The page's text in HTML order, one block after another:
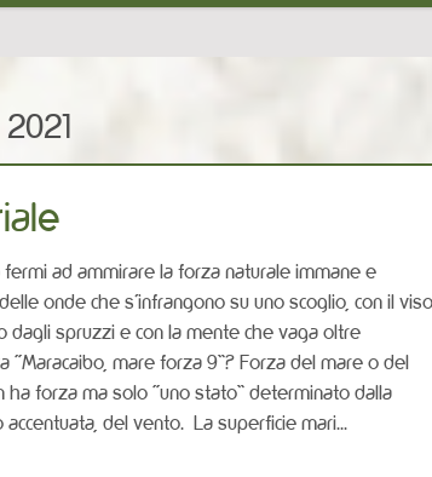
ad ammirare la forza naturale immane e
onde che s’infrangono su uno scoglio, con il
dagli spruzzi e con la mente che vaga oltre
“Maracaibo, mare forza 9”? Forza del mare o del
ha forza ma solo “uno stato” determinato dalla
del vento. La superficie mari...